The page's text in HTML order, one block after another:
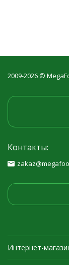
2009-2026 ©
Контакты:
Интернет-